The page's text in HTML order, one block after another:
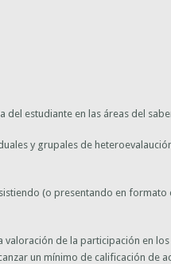
del estudiante en las áreas del
y grupales de
(o presentando en formato
valoración de la participación en
un mínimo de calificación de